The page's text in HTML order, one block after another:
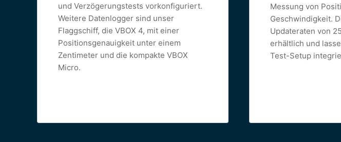
und Verzögerungstests vorkonfiguriert.
Weitere Datenlogger sind unser
Flaggschiff, die VBOX 4, mit einer
Positionsgenauigkeit unter einem
Zentimeter und die kompakte VBOX
Micro.
Messung von
Geschwindigkeit.
Updateraten von
erhältlich und
Test-Setup